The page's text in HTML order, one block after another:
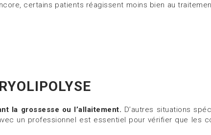
certains patients réagissent moins bien au
la grossesse ou l’allaitement. D’autres situations
un professionnel est essentiel pour vérifier que les